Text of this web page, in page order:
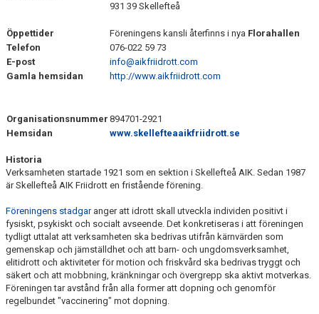
931 39 Skellefteå
Öppettider Föreningens kansli återfinns i nya Florahallen
Telefon
076-022 59 73
E-post
info@aikfriidrott.com
Gamla hemsidan
http://www.aikfriidrott.com
Organisationsnummer 894701-2921
Hemsidan
www.skellefteaaikfriidrott.se
Historia
Verksamheten startade 1921 som en sektion i Skellefteå AIK. Sedan 1987
är Skellefteå AIK Friidrott en fristående förening.
Föreningens stadgaranger att idrott skall utveckla individen positivt i
fysiskt, psykiskt och socialt avseende. Det konkretiseras i att föreningen
tydligt uttalat att verksamheten ska bedrivas utifrån kärnvärden som
gemenskap och jämställdhet och att barn- och ungdomsverksamhet,
elitidrott och aktiviteter för motion och friskvård ska bedrivas tryggt och
säkert och att mobbning, kränkningar och övergrepp ska aktivt motverkas.
Föreningen tar avstånd från alla former att dopning och genomför
regelbundet "vaccinering" mot dopning.